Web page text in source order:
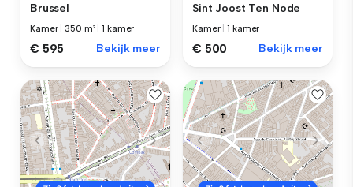
Brussel
Kamer |350 m² |1 kamer
€ 595 Bekijk meer
Sint Joost Ten Node
Kamer |1 kamer
€ 500 Bekijk meer